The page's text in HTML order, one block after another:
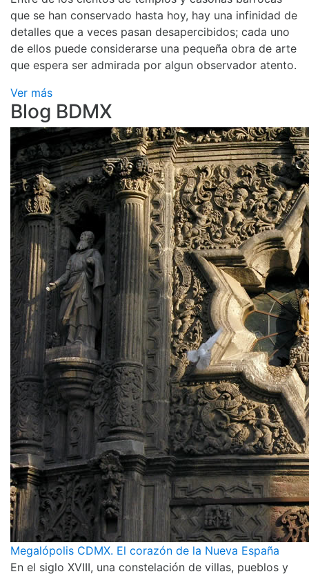
que se han conservado hasta hoy, hay una infinidad de
detalles que a veces pasan desapercibidos; cada uno
de ellos puede considerarse una pequeña obra de arte
que espera ser admirada por algun observador atento.
Ver más
Blog BDMX
Megalópolis CDMX. El corazón de la Nueva España
En el siglo XVIII, una constelación de villas, pueblos y